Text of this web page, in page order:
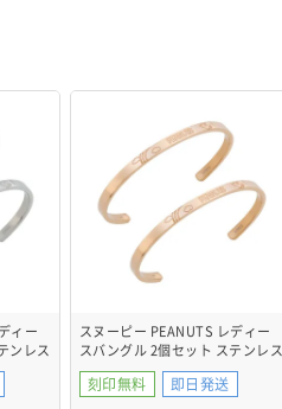
ィー
ンレス
スヌーピー PEANUTS レディー
スバングル 2個セット ステンレス
PNST003GO&PNST003GO
刻印無料 即日発送